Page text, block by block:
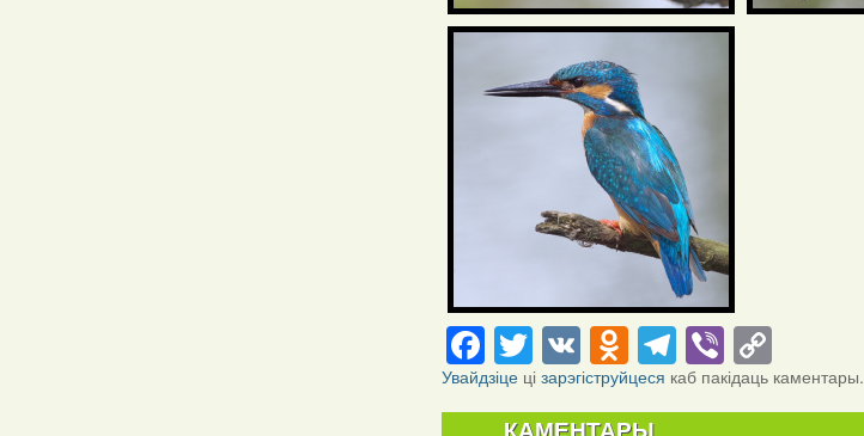
Facebook
Twitter
VKOdnoklassniki
Telegram
Viber
Link
Увайдзіце цізарэгіструйцеся каб пакідаць каментары.
КАМЕНТАРЫ